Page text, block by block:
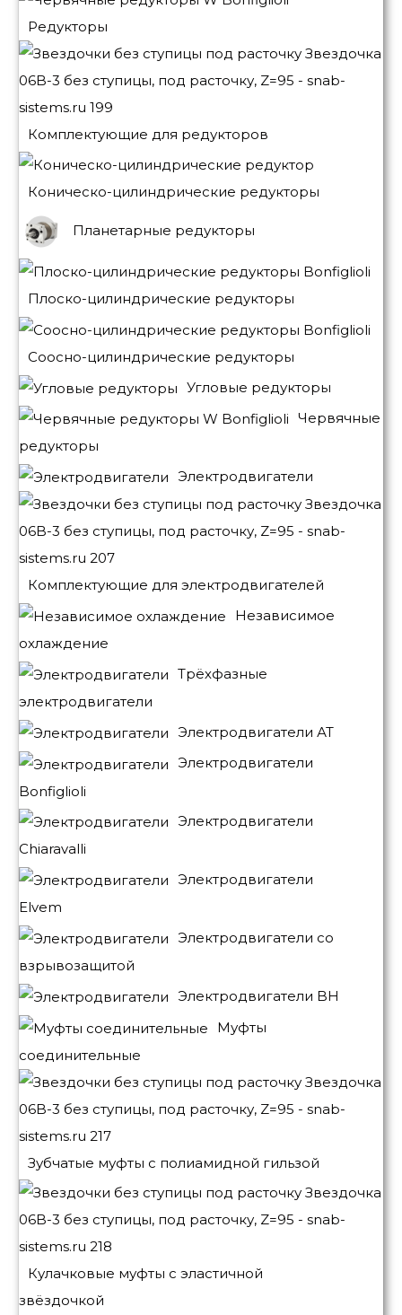
Редукторы
Комплектующие для редукторов
Коническо-цилиндрические редукторы
Планетарные редукторы
Плоско-цилиндрические редукторы
Соосно-цилиндрические редукторы
Угловые редукторы
Червячные
редукторы
Электродвигатели
Комплектующие для электродвигателей
Независимое
охлаждение
Трёхфазные
электродвигатели
Электродвигатели АТ
Электродвигатели
Bonfiglioli
Электродвигатели
Chiaravalli
Электродвигатели
Elvem
Электродвигатели со
взрывозащитой
Электродвигатели BH
Муфты
соединительные
Зубчатые муфты с полиамидной гильзой
Кулачковые муфты с эластичной
звёздочкой